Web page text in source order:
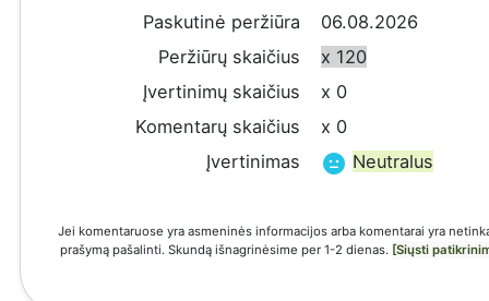
Paskutinė peržiūra
06.08.2026
Peržiūrų skaičius
x 120
Įvertinimų skaičius
x 0
Komentarų skaičius
x 0
Įvertinimas
Neutralus
Jei komentaruose yra asmeninės informacijos arba komentarai yra
prašymą pašalinti. Skundą išnagrinėsime per 1-2 dienas. [Siųsti